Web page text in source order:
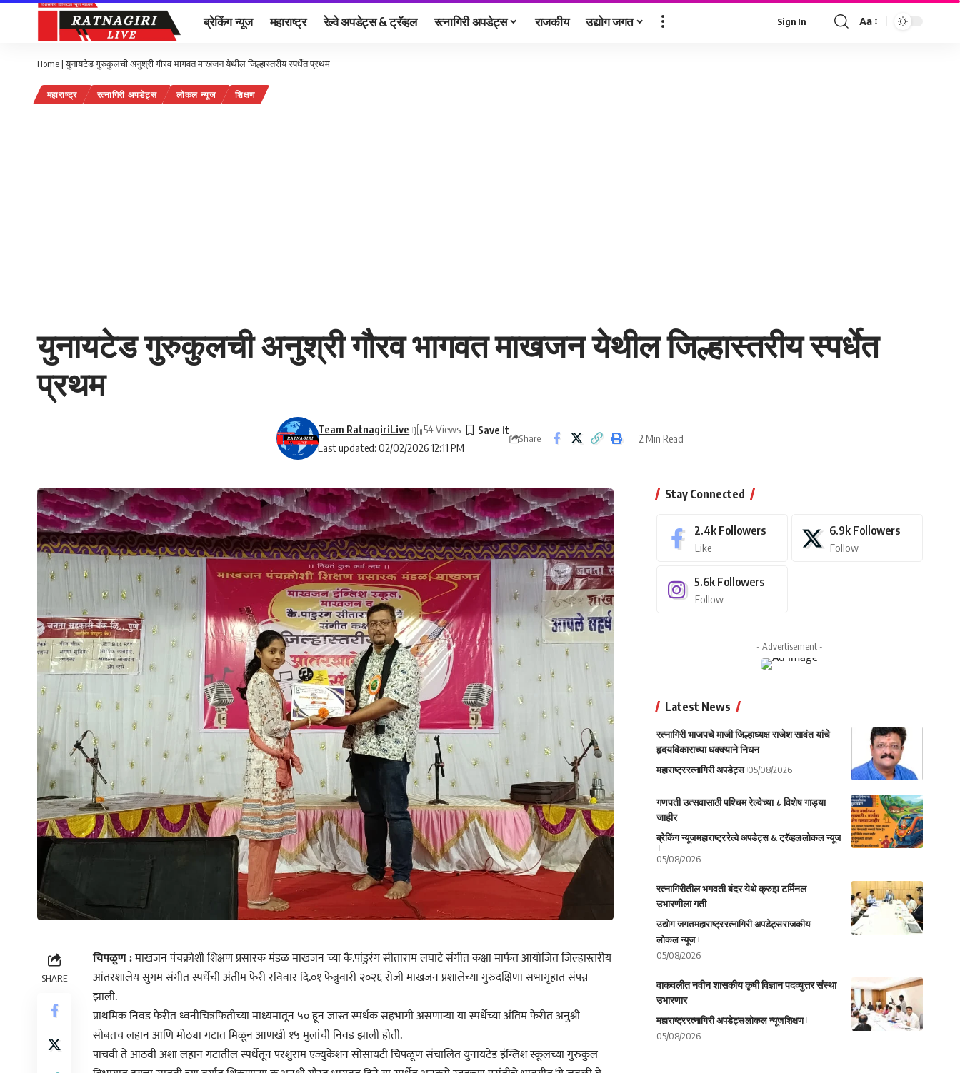
ब्रेकिंग न्यूज महाराष्ट्र रेल्वे अपडेट्स & ट्रॅव्हल रत्नागिरी अपडेट्स राजकीय उद्योग जगत Sign In
Font
Aa
Home |युनायटेड गुरुकुलची अनुश्री गौरव भागवत माखजन येथील जिल्हास्तरीय स्पर्धेत प्रथम
महाराष्ट्र रत्नागिरी अपडेट्स लोकल न्यूज शिक्षण
युनायटेड गुरुकुलची अनुश्री गौरव भागवत माखजन येथील जिल्हास्तरीय स्पर्धेत
प्रथम
Last updated: 02/02/2026 12:11 PM
Team RatnagiriLive 54 Views
Share 2 Min Read
SHARE
चिपळूण :माखजन पंचक्रोशी शिक्षण प्रसारक मंडळ माखजन च्या कै.पांडुरंग सीताराम लघाटे संगीत कक्षा मार्फत आयोजित जिल्हास्तरीय
आंतरशालेय सुगम संगीत स्पर्धेची अंतीम फेरी रविवार दि.०१ फेब्रुवारी २०२६ रोजी माखजन प्रशालेच्या गुरुदक्षिणा सभागृहात संपन्न
झाली.
प्राथमिक निवड फेरीत ध्वनीचित्रफितीच्या माध्यमातून ५० हून जास्त स्पर्धक सहभागी असणाऱ्या या स्पर्धेच्या अंतिम फेरीत अनुश्री
सोबतच लहान आणि मोठ्या गटात मिळून आणखी १५ मुलांची निवड झाली होती.
पाचवी ते आठवी अशा लहान गटातील स्पर्धेतून परशुराम एज्युकेशन सोसायटी चिपळूण संचालित युनायटेड इंग्लिश स्कूलच्या गुरुकुल
Stay Connected
2.4k Followers
Like
6.9k Followers
Follow
5.6k Followers
Follow
- Advertisement -
Latest News
रत्नागिरी भाजपचे माजी जिल्हाध्यक्ष राजेश सावंत यांचे
हृदयविकाराच्या धक्क्याने निधन
महाराष्ट्ररत्नागिरी अपडेट्स 05/08/2026
गणपती उत्सवासाठी पश्चिम रेल्वेच्या ८ विशेष गाड्या
जाहीर
ब्रेकिंग न्यूजमहाराष्ट्ररेल्वे अपडेट्स & ट्रॅव्हललोकल न्यूज
05/08/2026
रत्नागिरीतील भगवती बंदर येथे क्रुझ टर्मिनल
उभारणीला गती
उद्योग जगतमहाराष्ट्ररत्नागिरी अपडेट्सराजकीय
लोकल न्यूज
05/08/2026
वाकवलीत नवीन शासकीय कृषी विज्ञान पदव्युत्तर संस्था
उभारणार
महाराष्ट्ररत्नागिरी अपडेट्सलोकल न्यूजशिक्षण
05/08/2026